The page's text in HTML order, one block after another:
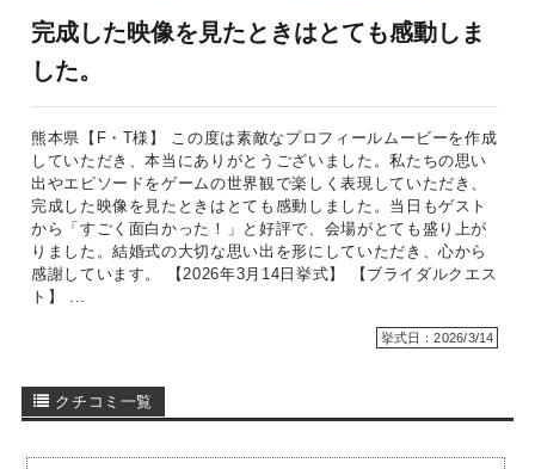
完成した映像を見たときはとても感動しま
した。
熊本県【F・T様】 この度は素敵なプロフィールムービーを作成
していただき、本当にありがとうございました。私たちの思い
出やエピソードをゲームの世界観で楽しく表現していただき、
完成した映像を見たときはとても感動しました。当日もゲスト
から「すごく面白かった！」と好評で、会場がとても盛り上が
りました。結婚式の大切な思い出を形にしていただき、心から
感謝しています。 【2026年3月14日挙式】 【ブライダルクエス
ト】 ...
挙式日：2026/3/14
クチコミ一覧